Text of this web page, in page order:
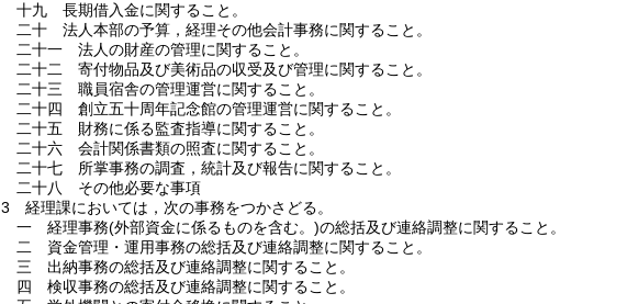
十九
長期借入金に関すること。
二十
法人本部の予算，経理その他会計事務に関すること。
二十一
法人の財産の管理に関すること。
二十二
寄付物品及び美術品の収受及び管理に関すること。
二十三
職員宿舎の管理運営に関すること。
二十四
創立五十周年記念館の管理運営に関すること。
二十五
財務に係る監査指導に関すること。
二十六
会計関係書類の照査に関すること。
二十七
所掌事務の調査，統計及び報告に関すること。
二十八
その他必要な事項
3
経理課においては，次の事務をつかさどる。
一
経理事務(外部資金に係るものを含む。)の総括及び連絡調整に関すること。
二
資金管理・運用事務の総括及び連絡調整に関すること。
三
出納事務の総括及び連絡調整に関すること。
四
検収事務の総括及び連絡調整に関すること。